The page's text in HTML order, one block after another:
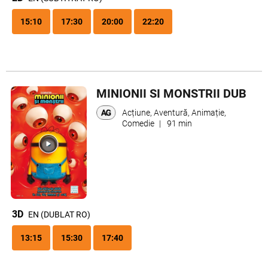
15:10 17:30 20:00 22:20
MINIONII SI MONSTRII DUB
Acțiune, Aventură, Animație,
Comedie | 91 min
3D EN (DUBLAT RO)
13:15 15:30 17:40